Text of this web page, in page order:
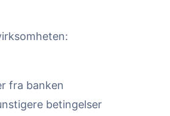
fra banken
betingelser